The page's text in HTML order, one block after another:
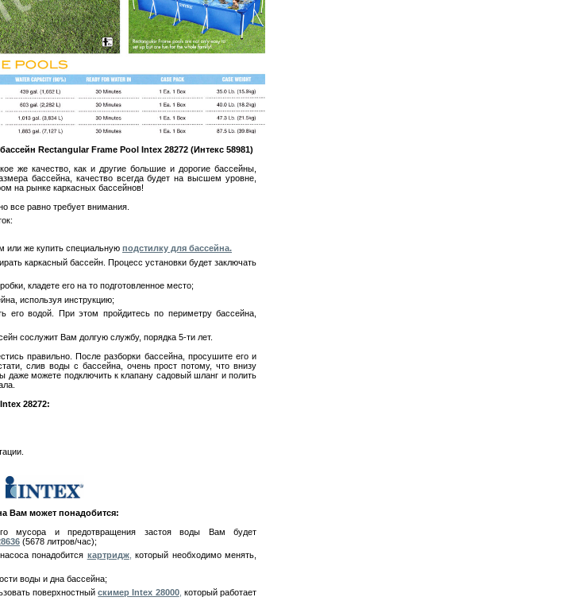
Rectangular Frame Pool Intex 28272 (Интекс 58981)
же качество, как и другие большие и дорогие бассейны,
бассейна, качество всегда будет на высшем уровне,
на рынке каркасных бассейнов!
все равно требует внимания.
или же купить специальную подстилку для бассейна.
каркасный бассейн. Процесс установки будет заключать
кладете его на то подготовленное место;
используя инструкцию;
его водой. При этом пройдитесь по периметру бассейна,
сослужит Вам долгую службу, порядка 5-ти лет.
правильно. После разборки бассейна, просушите его и
слив воды с бассейна, очень прост потому, что внизу
даже можете подключить к клапану садовый шланг и полить
28272:
Вам может понадобится:
мусора и предотвращения застоя воды Вам будет
(5678 литров/час);
понадобится картридж, который необходимо менять,
воды и дна бассейна;
поверхностныйскимер Intex 28000, который работает